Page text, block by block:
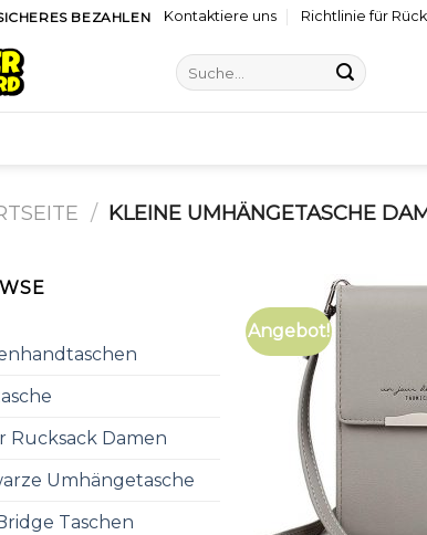
BEZAHLEN Kontaktiere uns Richtlinie für
Suche
nach:
/ KLEINE UMHÄNGETASCHE
Rucksack Damen
Umhängetasche
Taschen
Angebot!